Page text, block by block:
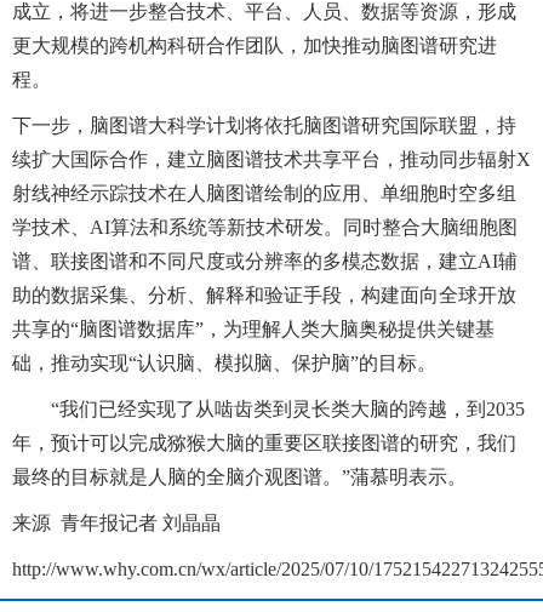
成立，将进一步整合技术、平台、人员、数据等资源，形成
更大规模的跨机构科研合作团队，加快推动脑图谱研究进
程。
下一步，脑图谱大科学计划将依托脑图谱研究国际联盟，持
续扩大国际合作，建立脑图谱技术共享平台，推动同步辐射X
射线神经示踪技术在人脑图谱绘制的应用、单细胞时空多组
学技术、AI算法和系统等新技术研发。同时整合大脑细胞图
谱、联接图谱和不同尺度或分辨率的多模态数据，建立AI辅
助的数据采集、分析、解释和验证手段，构建面向全球开放
共享的“脑图谱数据库”，为理解人类大脑奥秘提供关键基
础，推动实现“认识脑、模拟脑、保护脑”的目标。
“我们已经实现了从啮齿类到灵长类大脑的跨越，到2035
年，预计可以完成猕猴大脑的重要区联接图谱的研究，我们
最终的目标就是人脑的全脑介观图谱。”蒲慕明表示。
来源 青年报记者 刘晶晶
http://www.why.com.cn/wx/article/2025/07/10/